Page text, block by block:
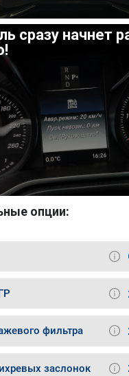
сразу начнет
опции:
фильтра
заслонок